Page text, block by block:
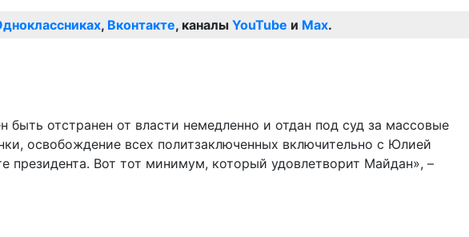
, Вконтакте, каналы YouTube и Max.
отстранен от власти немедленно и отдан под суд за массовые
освобождение всех политзаключенных включительно с Юлией
президента. Вот тот минимум, который удовлетворит Майдан», –